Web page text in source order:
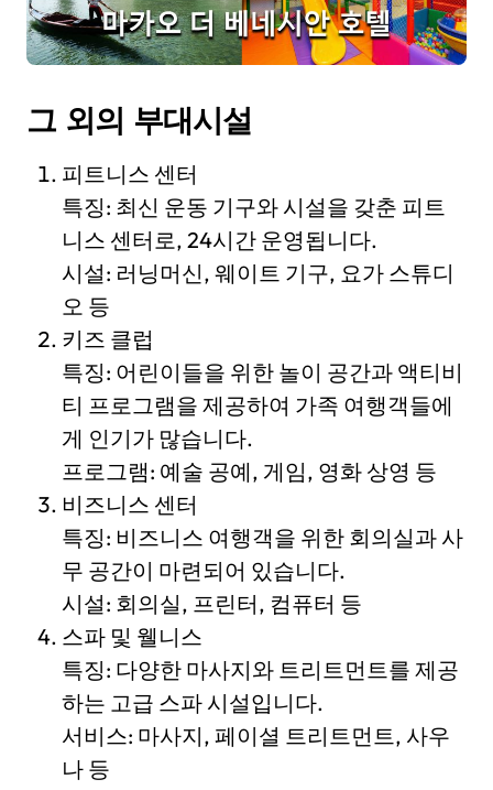
그 외의 부대시설
피트니스 센터
특징: 최신 운동 기구와 시설을 갖춘 피트
니스 센터로, 24시간 운영됩니다.
시설: 러닝머신, 웨이트 기구, 요가 스튜디
오 등
키즈 클럽
특징: 어린이들을 위한 놀이 공간과 액티비
티 프로그램을 제공하여 가족 여행객들에
게 인기가 많습니다.
프로그램: 예술 공예, 게임, 영화 상영 등
비즈니스 센터
특징: 비즈니스 여행객을 위한 회의실과 사
무 공간이 마련되어 있습니다.
시설: 회의실, 프린터, 컴퓨터 등
스파 및 웰니스
특징: 다양한 마사지와 트리트먼트를 제공
하는 고급 스파 시설입니다.
서비스: 마사지, 페이셜 트리트먼트, 사우
나 등